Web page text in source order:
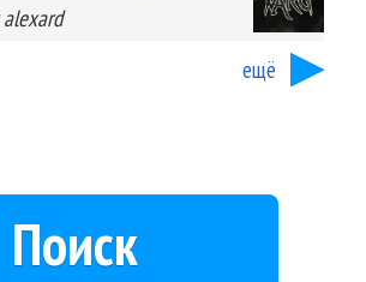
alexard
ещё
Поиск